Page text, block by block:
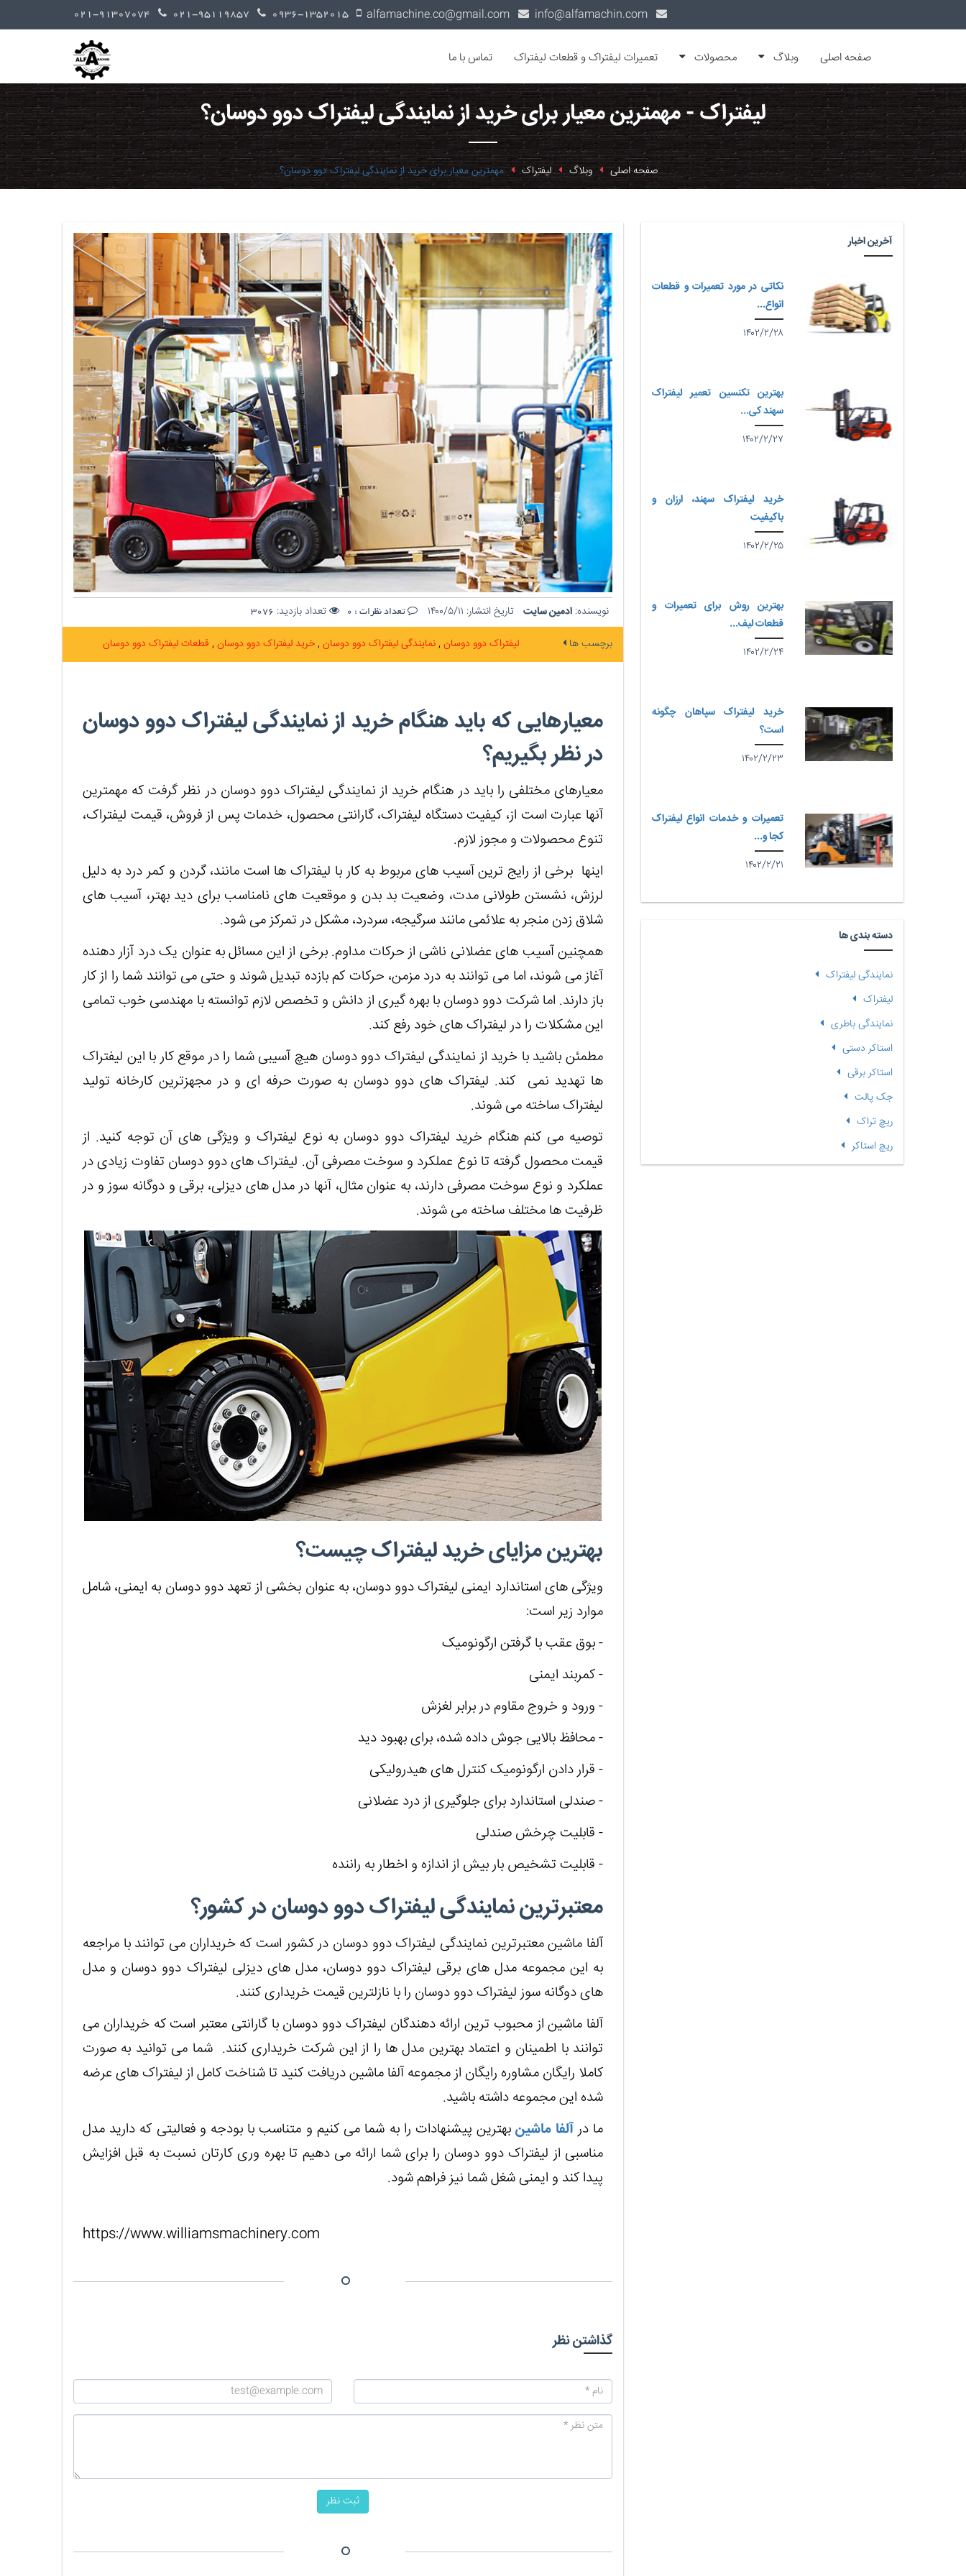
صفحه اصلی وبلاگ محصولات تعمیرات لیفتراک و قطعات لیفتراک تماس با ما
لیفتراک - مهمترین معیار برای خرید از نمایندگی لیفتراک دوو دوسان؟
صفحه اصلی وبلاگ لیفتراک مهمترین معیار برای خرید از نمایندگی لیفتراک دوو دوسان؟
نویسنده: ادمین سایت تاریخ انتشار: ۱۴۰۰/۵/۱۱ تعداد نظرات : 0 تعداد بازدید: 3076
برچسب ها لیفتراک دوو دوسان نمایندگی لیفتراک دوو دوسان خرید لیفتراک دوو دوسان قطعات لیفتراک دوو دوسان
معیارهایی که باید هنگام خرید از نمایندگی لیفتراک دوو دوسان
در نظر بگیریم؟
معیارهای مختلفی را باید در هنگام خرید از نمایندگی لیفتراک دوو دوسان در نظر گرفت که مهمترین
آنها عبارت است از، کیفیت دستگاه لیفتراک، گارانتی محصول، خدمات پس از فروش، قیمت لیفتراک،
تنوع محصولات و مجوز لازم.
اینها برخی از رایج ترین آسیب های مربوط به کار با لیفتراک ها است مانند، گردن و کمر درد به دلیل
لرزش، نشستن طولانی مدت، وضعیت بد بدن و موقعیت های نامناسب برای دید بهتر، آسیب های
شلاق زدن منجر به علائمی مانند سرگیجه، سردرد، مشکل در تمرکز می شود.
همچنین آسیب های عضلانی ناشی از حرکات مداوم. برخی از این مسائل به عنوان یک درد آزار دهنده
آغاز می شوند، اما می توانند به درد مزمن، حرکات کم بازده تبدیل شوند و حتی می توانند شما را از کار
باز دارند. اما شرکت دوو دوسان با بهره گیری از دانش و تخصص لازم توانسته با مهندسی خوب تمامی
این مشکلات را در لیفتراک های خود رفع کند.
مطمئن باشید با خرید از نمایندگی لیفتراک دوو دوسان هیچ آسیبی شما را در موقع کار با این لیفتراک
ها تهدید نمی کند. لیفتراک های دوو دوسان به صورت حرفه ای و در مجهزترین کارخانه تولید
لیفتراک ساخته می شوند.
توصیه می کنم هنگام خرید لیفتراک دوو دوسان به نوع لیفتراک و ویژگی های آن توجه کنید. از
قیمت محصول گرفته تا نوع عملکرد و سوخت مصرفی آن. لیفتراک های دوو دوسان تفاوت زیادی در
عملکرد و نوع سوخت مصرفی دارند، به عنوان مثال، آنها در مدل های دیزلی، برقی و دوگانه سوز و در
ظرفیت ها مختلف ساخته می شوند.
بهترین مزایای خرید لیفتراک چیست؟
ویژگی های استاندارد ایمنی لیفتراک دوو دوسان، به عنوان بخشی از تعهد دوو دوسان به ایمنی، شامل
موارد زیر است:
- بوق عقب با گرفتن ارگونومیک
- کمربند ایمنی
- ورود و خروج مقاوم در برابر لغزش
- محافظ بالایی جوش داده شده، برای بهبود دید
- قرار دادن ارگونومیک کنترل های هیدرولیکی
- صندلی استاندارد برای جلوگیری از درد عضلانی
- قابلیت چرخش صندلی
- قابلیت تشخیص بار بیش از اندازه و اخطار به راننده
معتبرترین نمایندگی لیفتراک دوو دوسان در کشور؟
آلفا ماشین معتبرترین نمایندگی لیفتراک دوو دوسان در کشور است که خریداران می توانند با مراجعه
به این مجموعه مدل های برقی لیفتراک دوو دوسان، مدل های دیزلی لیفتراک دوو دوسان و مدل
های دوگانه سوز لیفتراک دوو دوسان را با نازلترین قیمت خریداری کنند.
آلفا ماشین از محبوب ترین ارائه دهندگان لیفتراک دوو دوسان با گارانتی معتبر است که خریداران می
توانند با اطمینان و اعتماد بهترین مدل ها را از این شرکت خریداری کنند. شما می توانید به صورت
کاملا رایگان مشاوره رایگان از مجموعه آلفا ماشین دریافت کنید تا شناخت کامل از لیفتراک های عرضه
شده این مجموعه داشته باشید.
ما درآلفا ماشینبهترین پیشنهادات را به شما می کنیم و متناسب با بودجه و فعالیتی که دارید مدل
مناسبی از لیفتراک دوو دوسان را برای شما ارائه می دهیم تا بهره وری کارتان نسبت به قبل افزایش
پیدا کند و ایمنی شغل شما نیز فراهم شود.
گذاشتن نظر
ثبت نظر
آخرین اخبار
نکاتی در مورد تعمیرات و قطعات
انواع...
۱۴۰۲/۲/۲۸
بهترین تکنسین تعمیر لیفتراک
سهند کی...
۱۴۰۲/۲/۲۷
خرید لیفتراک سهند، ارزان و
باکیفیت
۱۴۰۲/۲/۲۵
بهترین روش برای تعمیرات و
قطعات لیف...
۱۴۰۲/۲/۲۴
خرید لیفتراک سپاهان چگونه
است؟
۱۴۰۲/۲/۲۳
تعمیرات و خدمات انواع لیفتراک
کجا و...
۱۴۰۲/۲/۲۱
دسته بندی ها
نمایندگی لیفتراک
لیفتراک
نمایندگی باطری
استاکر دستی
استاکر برقی
جک پالت
ریچ تراک
ریچ استاکر